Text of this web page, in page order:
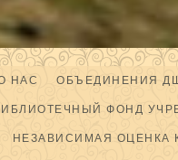
НАС ОБЪЕДИНЕНИЯ
ФОНД
НЕЗАВИСИМАЯ ОЦЕНКА